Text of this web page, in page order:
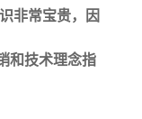
非常宝贵，因
和技术理念指